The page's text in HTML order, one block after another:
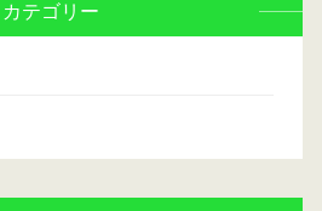
カテゴリー